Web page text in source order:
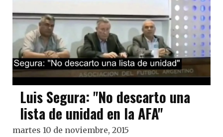
Luis Segura: "No descarto una
lista de unidad en la AFA"
martes 10 de noviembre, 2015